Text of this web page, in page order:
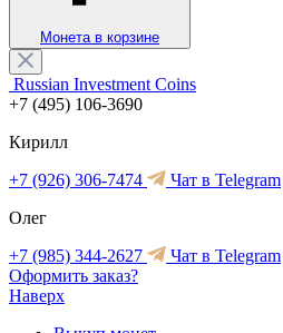
Монета в корзине
Russian Investment Coins
+7 (495) 106-3690
Кирилл
+7 (926) 306-7474
Чат в Telegram
Олег
+7 (985) 344-2627
Чат в Telegram
Оформить заказ?
Наверх